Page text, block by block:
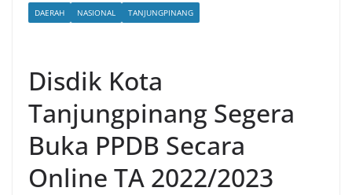
DAERAH NASIONAL TANJUNGPINANG
Disdik Kota
Tanjungpinang Segera
Buka PPDB Secara
Online TA 2022/2023